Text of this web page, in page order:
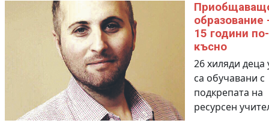
образование
15 години по-
късно
26 хиляди деца
са обучавани с
подкрепата на
ресурсен